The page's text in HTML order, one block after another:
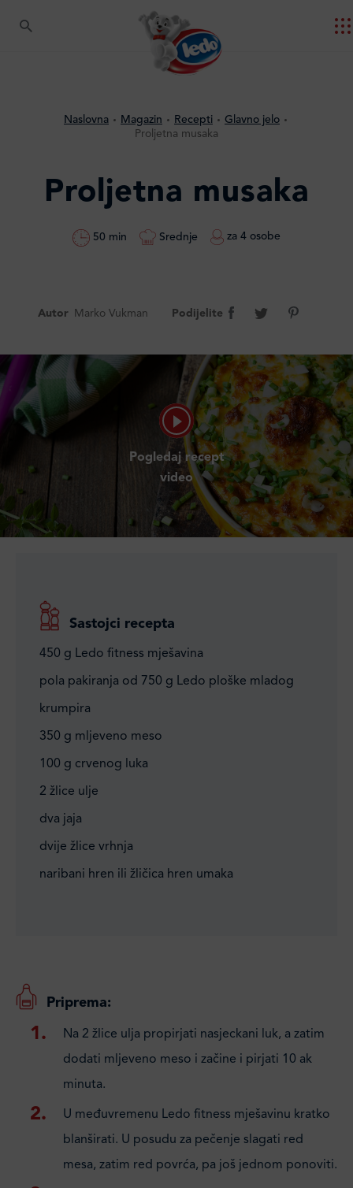
Naslovna Magazin Recepti
Glavno jelo
Proljetna musaka
Proljetna musaka
50 min Srednje za 4 osobe
Autor Marko Vukman Podijelite
Pogledaj recept
video
Sastojci recepta
450 g Ledo fitness mješavina
pola pakiranja od 750 g Ledo ploške mladog
krumpira
350 g mljeveno meso
100 g crvenog luka
2 žlice ulje
dva jaja
dvije žlice vrhnja
naribani hren ili žličica hren umaka
Priprema:
Na 2 žlice ulja propirjati nasjeckani luk, a zatim
dodati mljeveno meso i začine i pirjati 10 ak
minuta.
U međuvremenu Ledo fitness mješavinu kratko
blanširati. U posudu za pečenje slagati red
mesa, zatim red povrća, pa još jednom ponoviti.